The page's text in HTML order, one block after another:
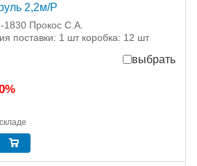
2,2м/P
1830 Прокос С.А.
поставки: 1 шт коробка: 12 шт
выбрать